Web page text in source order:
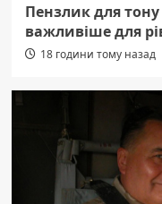
Пензлик для
важливіше для
18 години тому назад